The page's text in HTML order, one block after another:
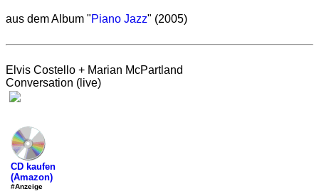
aus dem Album "Piano Jazz" (2005)
Elvis Costello + Marian McPartland
Conversation (live)
CD kaufen
(Amazon)
#Anzeige